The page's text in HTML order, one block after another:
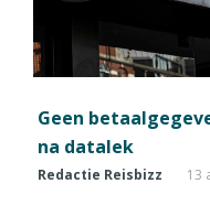
Geen
na datalek
Redactie Reisbizz 13